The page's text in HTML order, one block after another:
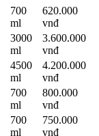
700
ml
620.000
vnđ
3000
ml
3.600.000
vnđ
4500
ml
4.200.000
vnđ
700
ml
800.000
vnđ
700
ml
750.000
vnđ